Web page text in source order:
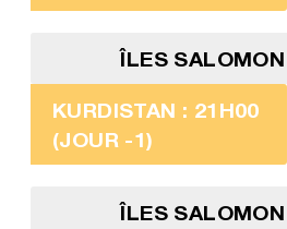
ÎLES
KURDISTAN : 21H00
(JOUR -1)
ÎLES